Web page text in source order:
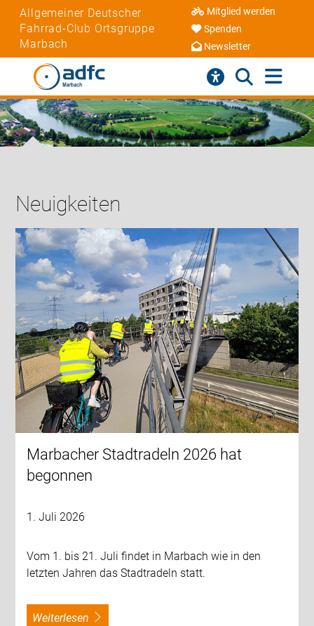
Allgemeiner Deutscher
Fahrrad-Club Ortsgruppe
Marbach
Mitglied werden
Spenden
Newsletter
Neuigkeiten
Marbacher Stadtradeln 2026 hat
begonnen
1. Juli 2026
Vom 1. bis 21. Juli findet in Marbach wie in den
letzten Jahren das Stadtradeln statt.
weiterlesen